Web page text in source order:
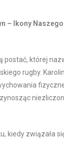
– Ikony
postać, której
rugby.
kiedy związała